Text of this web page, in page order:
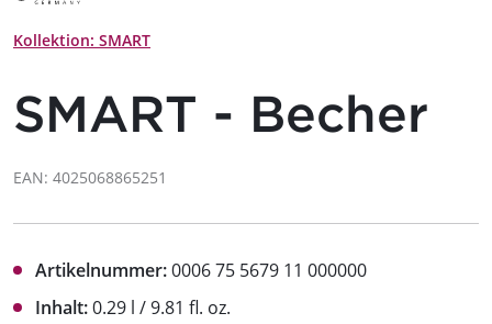
Kollektion: SMART
SMART - Becher
EAN: 4025068865251
Artikelnummer:0006 75 5679 11 000000
Inhalt:0.29 l / 9.81 fl. oz.